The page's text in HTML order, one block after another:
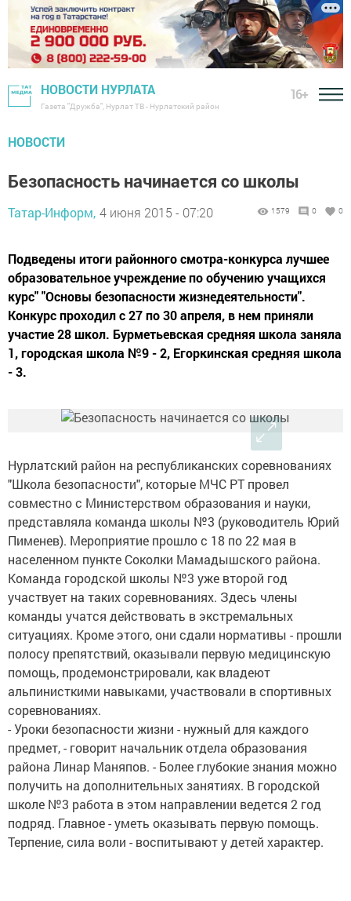
НОВОСТИ НУРЛАТА
Газета "Дружба", Нурлат ТВ - Нурлатский район
16+
НОВОСТИ
Безопасность начинается со школы
Татар-Информ, 4 июня 2015 - 07:20 1579 0 0
Подведены итоги районного смотра-конкурса лучшее
образовательное учреждение по обучению учащихся
курс" "Основы безопасности жизнедеятельности".
Конкурс проходил с 27 по 30 апреля, в нем приняли
участие 28 школ. Бурметьевская средняя школа заняла
1, городская школа №9 - 2, Егоркинская средняя школа
- 3.
Нурлатский район на республиканских соревнованиях
"Школа безопасности", которые МЧС РТ провел
совместно с Министерством образования и науки,
представляла команда школы №3 (руководитель Юрий
Пименев). Мероприятие прошло с 18 по 22 мая в
населенном пункте Соколки Мамадышского района.
Команда городской школы №3 уже второй год
участвует на таких соревнованиях. Здесь члены
команды учатся действовать в экстремальных
ситуациях. Кроме этого, они сдали нормативы - прошли
полосу препятствий, оказывали первую медицинскую
помощь, продемонстрировали, как владеют
альпинисткими навыками, участвовали в спортивных
соревнованиях.
- Уроки безопасности жизни - нужный для каждого
предмет, - говорит начальник отдела образования
района Линар Маняпов. - Более глубокие знания можно
получить на дополнительных занятиях. В городской
школе №3 работа в этом направлении ведется 2 год
подряд. Главное - уметь оказывать первую помощь.
Терпение, сила воли - воспитывают у детей характер.